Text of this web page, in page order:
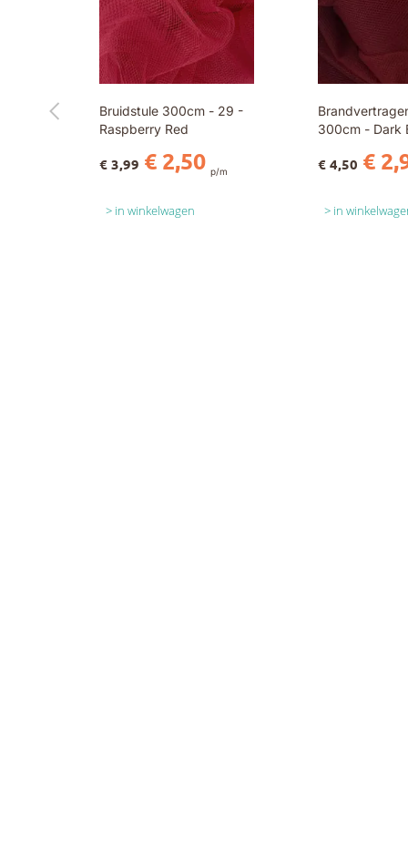
Bruidstule 300cm - 29 -
Raspberry Red
€ 2,50
€ 3,99 p/m
in winkelwagen
300cm - Dark
€
€ 4,50
in